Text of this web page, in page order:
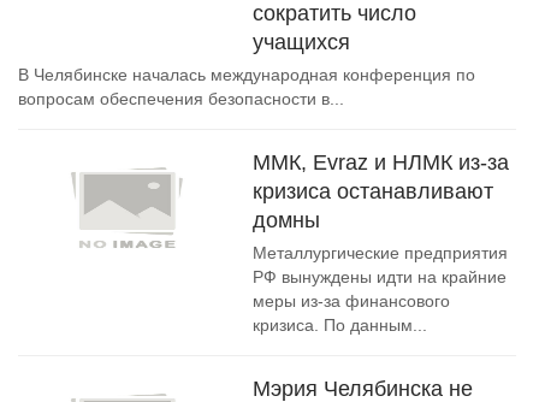
сократить число
учащихся
В Челябинске началась международная конференция по
вопросам обеспечения безопасности в...
ММК, Evraz и НЛМК из-за
кризиса останавливают
домны
Металлургические предприятия
РФ вынуждены идти на крайние
меры из-за финансового
кризиса. По данным...
Мэрия Челябинска не